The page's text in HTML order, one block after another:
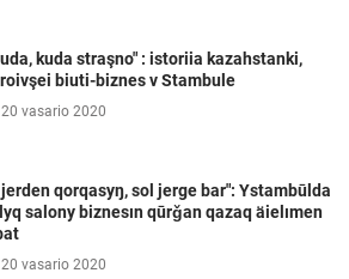
kuda straşno" : istoriia kazahstanki,
biuti-biznes v Stambule
vasario 2020
qorqasyŋ, sol jerge bar": Ystambūlda
salony biznesın qūrǧan qazaq äielımen
vasario 2020